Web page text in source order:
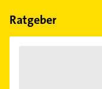
Feiertagen
Ratgeber